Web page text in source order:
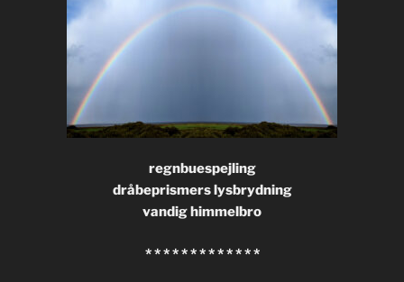
regnbuespejling
dråbeprismers lysbrydning
vandig himmelbro
* * * * * * * * * * * * *